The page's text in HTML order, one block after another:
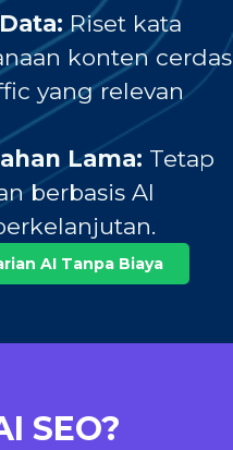
Riset kata
konten cerdas
yang relevan
Lama: Tetap
berbasis AI
AI Tanpa Biaya
SEO?